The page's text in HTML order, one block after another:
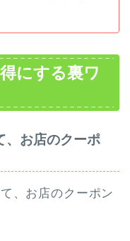
にする裏ワ
、お店のクーポ
、お店のクーポン